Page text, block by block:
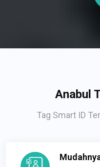
Anabul
Tag Smart ID